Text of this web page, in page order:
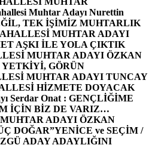
Muhtar Adayı Nurettin
TEK İŞİMİZ MUHTARLIK
MUHTAR ADAYI
AŞKI İLE YOLA ÇIKTIK
MUHTAR ADAYI ÖZKAN
GÖRÜN
MUHTAR ADAYI TUNCAY
HİZMETE DOYACAK
Serdar Onat : GENÇLİĞİME
İÇİN BİZ DE VARIZ…
ADAYI ÖZKAN
DOĞAR”YENİCE ve SEÇİM /
ADAY ADAYLIĞINI